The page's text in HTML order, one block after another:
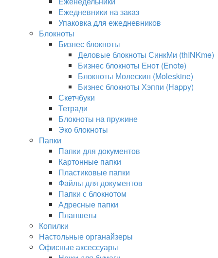
Ежедневники на заказ
Упаковка для ежедневников
Блокноты
Бизнес блокноты
Деловые блокноты СинкМи (thINKme)
Бизнес блокноты Енот (Enote)
Блокноты Молескин (Moleskine)
Бизнес блокноты Хэппи (Happy)
Скетчбуки
Тетради
Блокноты на пружине
Эко блокноты
Папки
Папки для документов
Картонные папки
Пластиковые папки
Файлы для документов
Папки с блокнотом
Адресные папки
Планшеты
Копилки
Настольные органайзеры
Офисные аксессуары